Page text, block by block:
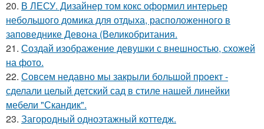
20. В ЛЕСУ. Дизайнер том кокс оформил интерьер
небольшого домика для отдыха, расположенного в
заповеднике Девона (Великобритания.
21. Создай изображение девушки с внешностью, схожей
на фото.
22. Совсем недавно мы закрыли большой проект -
сделали целый детский сад в стиле нашей линейки
мебели "Скандик".
23. Загородный одноэтажный коттедж.